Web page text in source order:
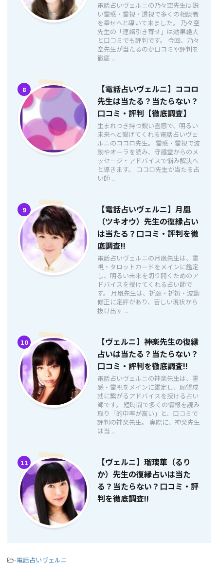
電話占いヴェルニの乃々空先生は鋭
い霊感・霊視・透視で多くの相談者
を幸せへと導いて来ました。 乃々空
先生の「連絡引き寄せ」は効果絶大
と口コミでも評判です。 今回、乃々
空先生が当たるのか口コミや評判を
徹底 ...
8
【電話占いヴェルニ】ココロ
先生は当たる？当たらない？
口コミ・評判【徹底調査】
生まれつき持つ鋭い霊感で、明るい
未来へと繋げてくれる電話占いヴェ
ルニのココロ先生。 霊感・霊視で波
動やオーラを読み、守護霊からのメ
ッセージ・アドバイスで悩み解決へ
と導きます。 ココロ先生が当たる占
い師 ...
9
【電話占いヴェルニ】月凰
（ツキオウ）先生の復縁占い
は当たる？口コミ・評判を徹
底調査!!
電話占いヴェルニの月凰先生は、霊
視・タロットカードをメインに鑑定
し、明るい未来を切り開くためのア
ドバイスを授けてくれる占い師で
す。 月凰先生は、祈願・祈祷・波動
修正に定評があり、苦しい現状から
抜け出す ...
10
【ヴェルニ】神楽先生の復縁
占いは当たる？当たらない？
口コミ・評判を徹底調査!!
電話占いヴェルニの神楽先生は、霊
感・霊視をメインに鑑定し、願望成
就に繋がるアドバイスを授ける占い
師です。 短時間で多くの情報を読み
取り「的中率が高い」と、口コミで
評判の神楽先生。 実際に、神楽先生
は当 ...
11
【ヴェルニ】瑠璃華（るり
か）先生の復縁占いは当た
る？当たらない？口コミ・評
判を徹底調査!!
-電話占いヴェルニ